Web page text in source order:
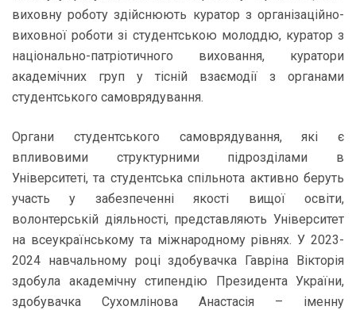
виховну роботу здійснюють куратор з організаційно-
виховної роботи зі студентською молоддю, куратор з
національно-патріотичного виховання, куратори
академічних груп у тісній взаємодії з органами
студентського самоврядування.
Органи студентського самоврядування, які є
впливовими структурними підрозділами в
Університеті, та студентська спільнота активно беруть
участь у забезпеченні якості вищої освіти,
волонтерській діяльності, представляють Університет
на всеукраїнському та міжнародному рівнях. У 2023-
2024 навчальному році здобувачка Гавріна Вікторія
здобула академічну стипендію Президента України,
здобувачка Сухомлінова Анастасія – іменну